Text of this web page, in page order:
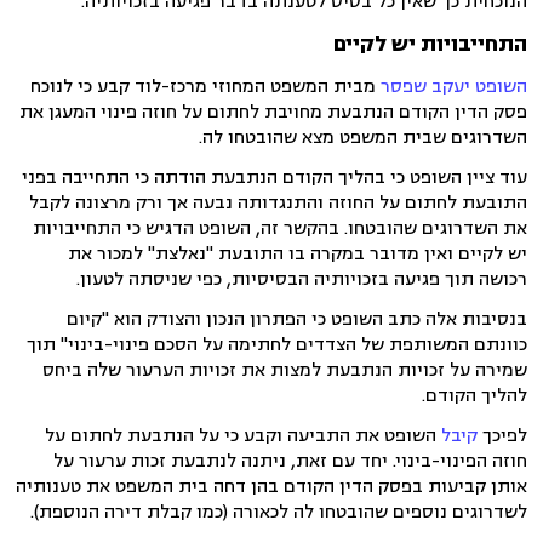
התחייבויות יש לקיים
השופט יעקב שפסר מבית המשפט המחוזי מרכז-לוד קבע כי לנוכח
פסק הדין הקודם הנתבעת מחויבת לחתום על חוזה פינוי המעגן את
השדרוגים שבית המשפט מצא שהובטחו לה.
עוד ציין השופט כי בהליך הקודם הנתבעת הודתה כי התחייבה בפני
התובעת לחתום על החוזה והתנגדותה נבעה אך ורק מרצונה לקבל
את השדרוגים שהובטחו. בהקשר זה, השופט הדגיש כי התחייבויות
יש לקיים ואין מדובר במקרה בו התובעת "נאלצת" למכור את
רכושה תוך פגיעה בזכויותיה הבסיסיות, כפי שניסתה לטעון.
בנסיבות אלה כתב השופט כי הפתרון הנכון והצודק הוא "קיום
כוונתם המשותפת של הצדדים לחתימה על הסכם פינוי-בינוי" תוך
שמירה על זכויות הנתבעת למצות את זכויות הערעור שלה ביחס
להליך הקודם.
לפיכךקיבל השופט את התביעה וקבע כי על הנתבעת לחתום על
חוזה הפינוי-בינוי. יחד עם זאת, ניתנה לנתבעת זכות ערעור על
אותן קביעות בפסק הדין הקודם בהן דחה בית המשפט את טענותיה
לשדרוגים נוספים שהובטחו לה לכאורה (כמו קבלת דירה הנוספת).